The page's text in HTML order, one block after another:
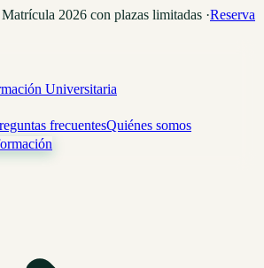
2026 con plazas limitadas ·Reserva
Universitaria
frecuentesQuiénes somos